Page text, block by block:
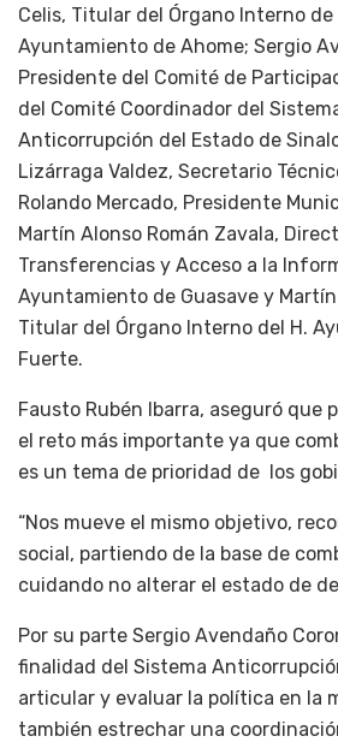
Celis, Titular del Órgano Interno
Ayuntamiento de Ahome; Sergio
Presidente del Comité de
del Comité Coordinador del
Anticorrupción del Estado de
Lizárraga Valdez, Secretario
Rolando Mercado, Presidente
Martín Alonso Román Zavala,
Transferencias y Acceso a la
Ayuntamiento de Guasave y
Titular del Órgano Interno del H.
Fuerte.
Fausto Rubén Ibarra, aseguró que
el reto más importante ya que
es un tema de prioridad de los
“Nos mueve el mismo objetivo,
social, partiendo de la base de
cuidando no alterar el estado de
Por su parte Sergio Avendaño
finalidad del Sistema
articular y evaluar la política en la
también estrechar una